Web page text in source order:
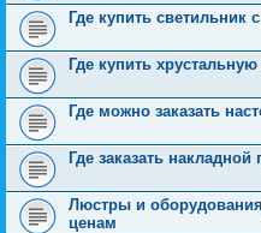
Где купить светильник
Где купить
Где можно заказать
Где заказать
Люстры и
ценам